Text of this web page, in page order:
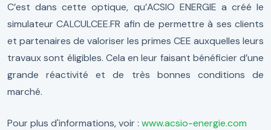
C’est dans cette optique, qu’ACSIO ENERGIE a créé le
simulateur CALCULCEE.FR afin de permettre à ses clients
et partenaires de valoriser les primes CEE auxquelles leurs
travaux sont éligibles. Cela en leur faisant bénéficier d’une
grande réactivité et de très bonnes conditions de
marché.
Pour plus d'informations, voir : www.acsio-energie.com